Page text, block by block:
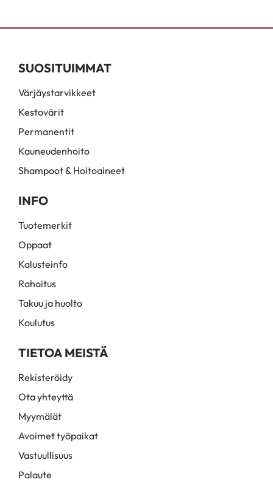
SUOSITUIMMAT
Värjäystarvikkeet
Kestovärit
Permanentit
Kauneudenhoito
Shampoot & Hoitoaineet
INFO
Tuotemerkit
Oppaat
Kalusteinfo
Rahoitus
Takuu ja huolto
Koulutus
TIETOA MEISTÄ
Rekisteröidy
Ota yhteyttä
Myymälät
Avoimet työpaikat
Vastuullisuus
Palaute